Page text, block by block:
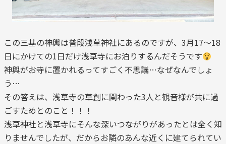
この三基の神輿は普段浅草神社にあるのですが、3月17～18
日にかけての1日だけ浅草寺にお泊りするんだそうです
神輿がお寺に置かれるってすごく不思議…なぜなんでしょ
う…
その答えは、浅草寺の草創に関わった3人と観音様が共に過
ごすためとのこと！！！
浅草神社と浅草寺にそんな深いつながりがあったとは全く知
りませんでしたが、だからお隣のあんな近くに建てられてい